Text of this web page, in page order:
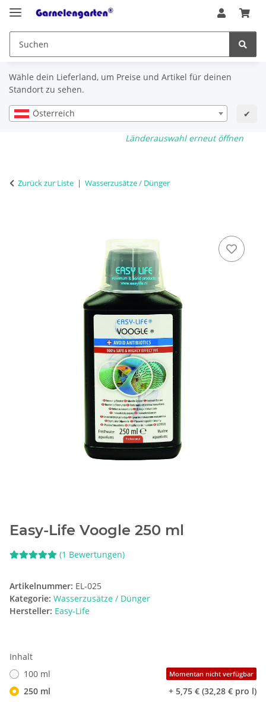
Wähle dein Lieferland, um Preise und Artikel für deinen
Standort zu sehen.
Österreich ✔
Länderauswahl erneut öffnen
Zurück zur Liste Wasserzusätze / Dünger
Easy-Life Voogle 250 ml
(1 Bewertungen)
Artikelnummer: EL-025
Kategorie: Wasserzusätze / Dünger
Hersteller: Easy-Life
Inhalt
100 ml
Momentan nicht verfügbar
250 ml
+ 5,75 € (32,28 € pro l)